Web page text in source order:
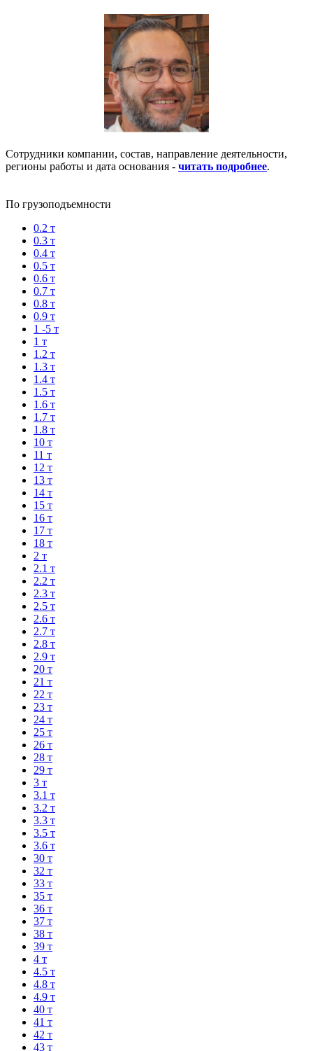
Сотрудники компании, состав, направление деятельности,
регионы работы и дата основания - читать подробнее.
По грузоподъемности
0.2 т
0.3 т
0.4 т
0.5 т
0.6 т
0.7 т
0.8 т
0.9 т
1 -5 т
1 т
1.2 т
1.3 т
1.4 т
1.5 т
1.6 т
1.7 т
1.8 т
10 т
11 т
12 т
13 т
14 т
15 т
16 т
17 т
18 т
2 т
2.1 т
2.2 т
2.3 т
2.5 т
2.6 т
2.7 т
2.8 т
2.9 т
20 т
21 т
22 т
23 т
24 т
25 т
26 т
28 т
29 т
3 т
3.1 т
3.2 т
3.3 т
3.5 т
3.6 т
30 т
32 т
33 т
35 т
36 т
37 т
38 т
39 т
4 т
4.5 т
4.8 т
4.9 т
40 т
41 т
42 т
43 т